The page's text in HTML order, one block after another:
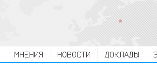
МНЕНИЯ НОВОСТИ ДОКЛАДЫ